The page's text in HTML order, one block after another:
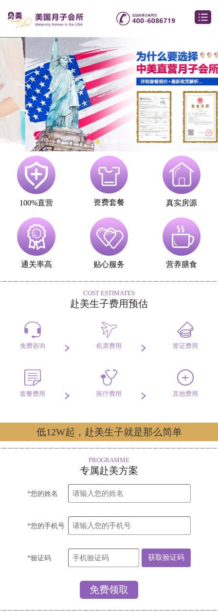
100%直营 资费套餐 真实房源
通关率高 贴心服务 营养膳食
COST ESTIMATES
赴美生子费用预估
免费咨询 机票费用 签证费用
套餐费用 医疗费用 其他费用
低12W起，赴美生子就是那么简单
PROGRAMME
专属赴美方案
*您的姓名
*您的手机号
*验证码